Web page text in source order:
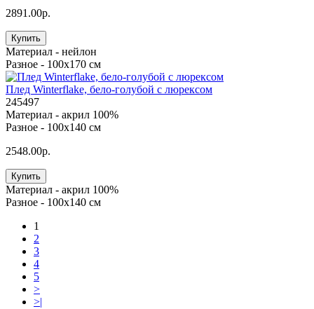
2891.00р.
Купить
Материал - нейлон
Разное - 100х170 см
Плед Winterflake, бело-голубой с люрексом
245497
Материал - акрил 100%
Разное - 100х140 см
2548.00р.
Купить
Материал - акрил 100%
Разное - 100х140 см
1
2
3
4
5
>
>|